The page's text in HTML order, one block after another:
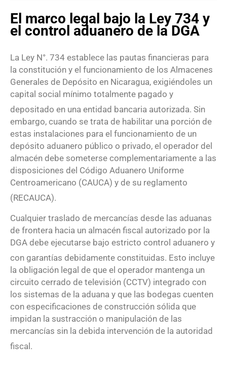
El marco legal bajo la Ley 734 y
el control aduanero de la DGA
La Ley N°. 734 establece las pautas financieras para
la constitución y el funcionamiento de los Almacenes
Generales de Depósito en Nicaragua, exigiéndoles un
capital social mínimo totalmente pagado y
depositado en una entidad bancaria autorizada. Sin
embargo, cuando se trata de habilitar una porción de
estas instalaciones para el funcionamiento de un
depósito aduanero público o privado, el operador del
almacén debe someterse complementariamente a las
disposiciones del Código Aduanero Uniforme
Centroamericano (CAUCA) y de su reglamento
(RECAUCA).
Cualquier traslado de mercancías desde las aduanas
de frontera hacia un almacén fiscal autorizado por la
DGA debe ejecutarse bajo estricto control aduanero y
con garantías debidamente constituidas. Esto incluye
la obligación legal de que el operador mantenga un
circuito cerrado de televisión (CCTV) integrado con
los sistemas de la aduana y que las bodegas cuenten
con especificaciones de construcción sólida que
impidan la sustracción o manipulación de las
mercancías sin la debida intervención de la autoridad
fiscal.